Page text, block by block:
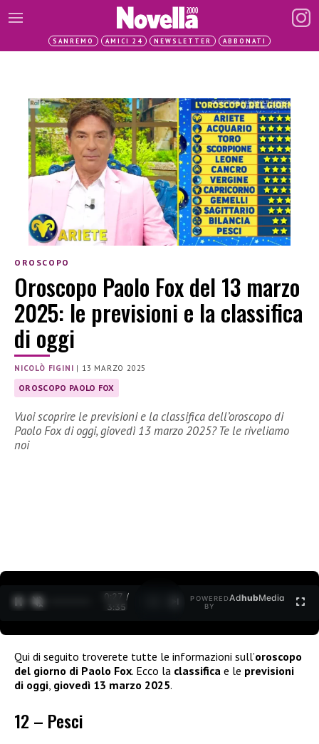
SANREMO AMICI 24 NEWSLETTER ABBONATI
OROSCOPO
Oroscopo Paolo Fox del 13 marzo
2025: le previsioni e la classifica
di oggi
NICOLÒ FIGINI | 13 MARZO 2025
OROSCOPO PAOLO FOX
Vuoi scoprire le previsioni e la classifica dell’oroscopo di
Paolo Fox di oggi, giovedì 13 marzo 2025? Te le riveliamo
noi
0:27 /
3:35
POWERED
BY
AdhubMedia
Qui di seguito troverete tutte le informazioni sull’oroscopo
del giorno di Paolo Fox. Ecco la classifica e le previsioni
di oggi giovedì 13 marzo 2025.
12 – Pesci